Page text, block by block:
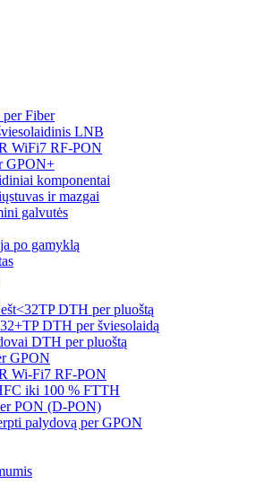
Fiber
LNB
WiFi7 RF-PON
GPON+
komponentai
ir mazgai
galvutės
po gamyklą
DTH per pluoštą
DTH per šviesolaidą
DTH per pluoštą
GPON
Wi-Fi7 RF-PON
iki 100 % FTTH
PON (D-PON)
palydovą per GPON